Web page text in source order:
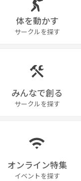
体を動かす
サークルを探す
みんなで創る
サークルを探す
オンライン特集
イベントを探す